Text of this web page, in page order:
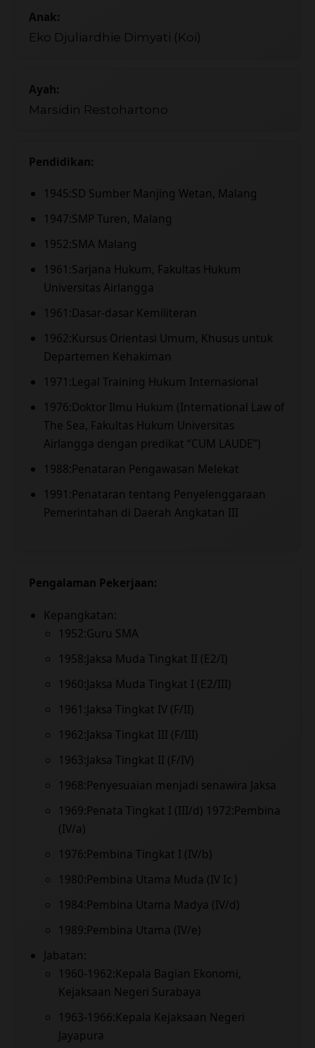
Anak:
Eko Djuliardhie Dimyati (Koi)
Ayah:
Marsidin Restohartono
Pendidikan:
1945:SD Sumber Manjing Wetan, Malang
1947:SMP Turen, Malang
1952:SMA Malang
1961:Sarjana Hukum, Fakultas Hukum
Universitas Airlangga
1961:Dasar-dasar Kemiliteran
1962:Kursus Orientasi Umum, Khusus untuk
Departemen Kehakiman
1971:Legal Training Hukum Internasional
1976:Doktor Ilmu Hukum (International Law of
The Sea, Fakultas Hukum Universitas
Airlangga dengan predikat “CUM LAUDE”)
1988:Penataran Pengawasan Melekat
1991:Penataran tentang Penyelenggaraan
Pemerintahan di Daerah Angkatan III
Pengalaman Pekerjaan:
Kepangkatan:
1952:Guru SMA
1958:Jaksa Muda Tingkat II (E2/I)
1960:Jaksa Muda Tingkat I (E2/III)
1961:Jaksa Tingkat IV (F/II)
1962:Jaksa Tingkat III (F/III)
1963:Jaksa Tingkat II (F/IV)
1968:Penyesuaian menjadi senawira Jaksa
1969:Penata Tingkat I (III/d) 1972:Pembina
(IV/a)
1976:Pembina Tingkat I (IV/b)
1980:Pembina Utama Muda (IV Ic )
1984:Pembina Utama Madya (IV/d)
1989:Pembina Utama (IV/e)
Jabatan:
1960-1962:Kepala Bagian Ekonomi,
Kejaksaan Negeri Surabaya
1963-1966:Kepala Kejaksaan Negeri
Jayapura